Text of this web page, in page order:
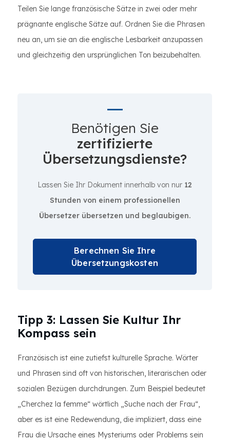
Teilen Sie lange französische Sätze in zwei oder mehr
prägnante englische Sätze auf. Ordnen Sie die Phrasen
neu an, um sie an die englische Lesbarkeit anzupassen
und gleichzeitig den ursprünglichen Ton beizubehalten.
Benötigen Sie
zertifizierte
Übersetzungsdienste?
Lassen Sie Ihr Dokument innerhalb von nur 12
Stunden von einem professionellen
Übersetzer übersetzen und beglaubigen.
Berechnen Sie Ihre
Übersetzungskosten
Tipp 3: Lassen Sie Kultur Ihr
Kompass sein
Französisch ist eine zutiefst kulturelle Sprache. Wörter
und Phrasen sind oft von historischen, literarischen oder
sozialen Bezügen durchdrungen. Zum Beispiel bedeutet
„Cherchez la femme“ wörtlich „Suche nach der Frau“,
aber es ist eine Redewendung, die impliziert, dass eine
Frau die Ursache eines Mysteriums oder Problems sein